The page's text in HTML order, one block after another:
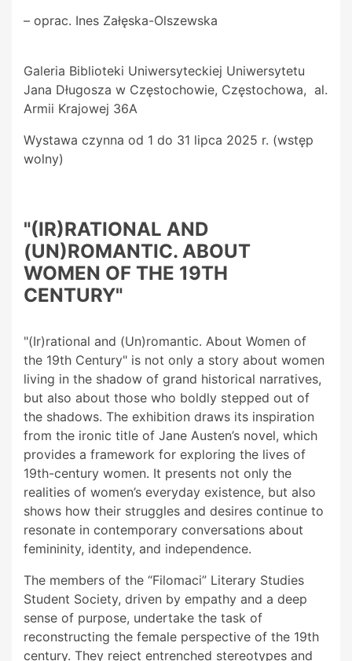
– oprac. Ines Załęska-Olszewska
Galeria Biblioteki Uniwersyteckiej Uniwersytetu
Jana Długosza w Częstochowie, Częstochowa, al.
Armii Krajowej 36A
Wystawa czynna od 1 do 31 lipca 2025 r. (wstęp
wolny)
"(IR)RATIONAL AND
(UN)ROMANTIC. ABOUT
WOMEN OF THE 19TH
CENTURY"
"(Ir)rational and (Un)romantic. About Women of
the 19th Century" is not only a story about women
living in the shadow of grand historical narratives,
but also about those who boldly stepped out of
the shadows. The exhibition draws its inspiration
from the ironic title of Jane Austen’s novel, which
provides a framework for exploring the lives of
19th-century women. It presents not only the
realities of women’s everyday existence, but also
shows how their struggles and desires continue to
resonate in contemporary conversations about
femininity, identity, and independence.
The members of the “Filomaci” Literary Studies
Student Society, driven by empathy and a deep
sense of purpose, undertake the task of
reconstructing the female perspective of the 19th
century. They reject entrenched stereotypes and